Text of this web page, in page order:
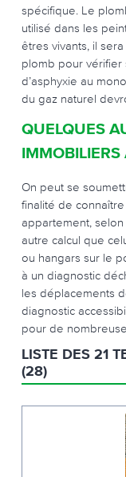
spécifique. Le
utilisé dans les
êtres vivants, il
plomb pour vérifier
d’asphyxie au
du gaz naturel
QUELQUES
On peut se
finalité de connaître
appartement,
autre calcul que
ou hangars sur le
à un diagnostic
les déplacements
diagnostic
pour de
LISTE DES 21
(28)